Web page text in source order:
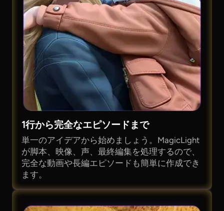
1行から完全なエピソードまで
単一のアイデアから始めましょう。MagicLight
が脚本、映像、声、最終編集を処理するので、
完全な動画や長編エピソードも簡単に作成でき
ます。